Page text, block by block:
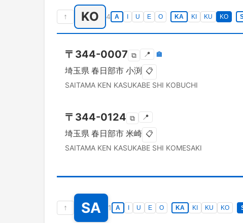
↑ KO 4 A U E O KA KI KU KO
〒 344-0007 ⧉ 📍 🏣
埼玉県 春日部市 小渕 📋
SAITAMA KEN KASUKABE SHI KOBUCHI
〒 344-0124 ⧉ 📍
埼玉県 春日部市 米崎 📋
SAITAMA KEN KASUKABE SHI KOMESAKI
↑ SA 1 A U E O KA KI KU KO